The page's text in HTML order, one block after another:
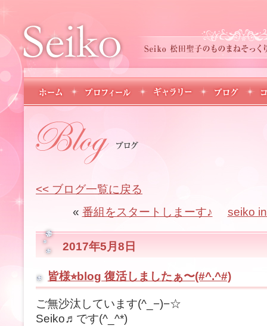
<< ブログ一覧に戻る
« 番組をスタートしまーす♪ seiko
2017年5月8日
皆様⭐︎blog 復活しましたぁ〜(#^.^#)
ご無沙汰しています(^_−)−☆
Seiko♬です(^_^*)